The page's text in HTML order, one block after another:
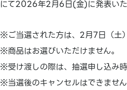
にて2026年2月6日(金)に発表いた
※ご当選された方は、2月7日（土
※商品はお選びいただけません。
※受け渡しの際は、抽選申し込み
※当選後のキャンセルはできませ